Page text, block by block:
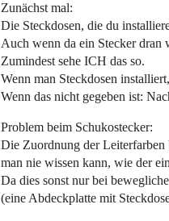
Zunächst mal:
Die Steckdosen, die du
Auch wenn da ein Stecker dran
Zumindest sehe ICH das so.
Wenn man Steckdosen
Wenn das nicht gegeben ist:
Problem beim Schukostecker:
Die Zuordnung der
man nie wissen kann, wie der
Da dies sonst nur bei
(eine Abdeckplatte mit